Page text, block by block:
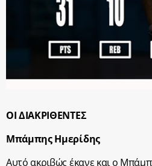
ΟΙ ΔΙΑΚΡΙΘΕΝΤΕΣ
Μπάμπης Ημερίδης
Αυτό ακριβώς έκανε και ο